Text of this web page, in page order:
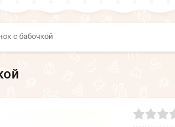
с бабочкой